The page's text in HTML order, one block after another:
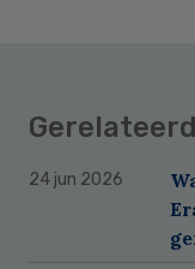
24 jun 2026